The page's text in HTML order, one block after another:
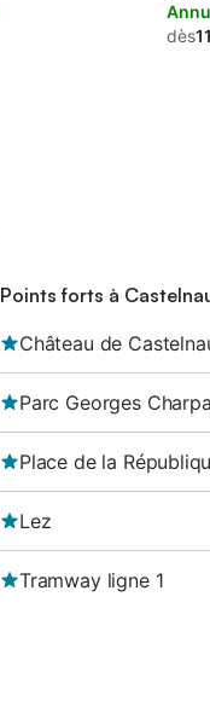
dès
Points forts à
Château de
Parc Georges
Place de la
Lez
Tramway ligne 1